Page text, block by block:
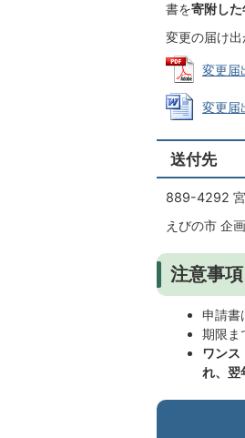
書を寄附した
変更の届け
変更届
変更届
送付先
889-4292 宮
えびの市 企
注意事項
申請書
期限ま
ワン
れ、翌